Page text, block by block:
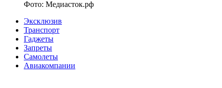
Фото: Медиасток.рф
Эксклюзив
Транспорт
Гаджеты
Запреты
Самолеты
Авиакомпании